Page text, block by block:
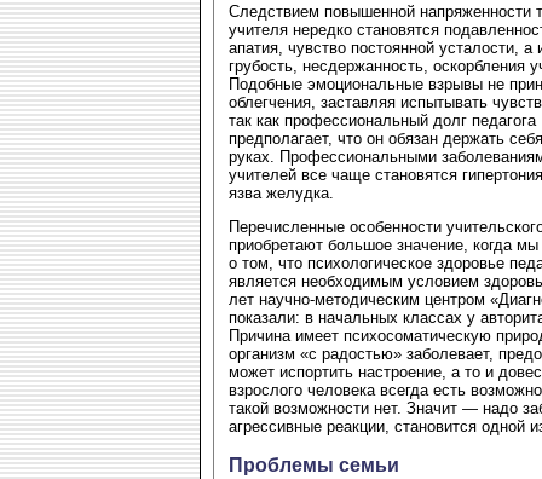
Следствием повышенной напряженности
учителя нередко становятся
апатия, чувство постоянной усталости, а
грубость, несдержанность, оскорбления
Подобные эмоциональные взрывы не
облегчения, заставляя испытывать
так как профессиональный долг педагога
предполагает, что он обязан держать
руках. Профессиональными
учителей все чаще становятся
язва желудка.
Перечисленные особенности
приобретают большое значение, когда мы
о том, что психологическое здоровье
является необходимым условием
лет научно-методическим центром
показали: в начальных классах у
Причина имеет психосоматическую
организм «с радостью» заболевает,
может испортить настроение, а то и
взрослого человека всегда есть
такой возможности нет. Значит — надо
агрессивные реакции, становится одной
Проблемы семьи